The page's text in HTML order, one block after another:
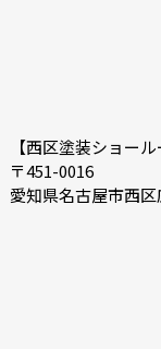
【西区塗装ショール
〒451-0016
愛知県名古屋市西